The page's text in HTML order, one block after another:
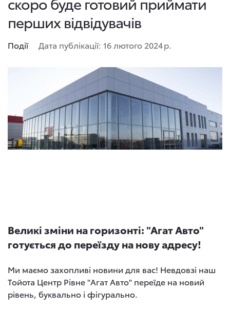
перших відвідувачів
Події Дата публікації: 16 лютого 2024 р.
Великі зміни на горизонті: "Агат Авто"
готується до переїзду на нову адресу!
Ми маємо захопливі новини для вас! Невдовзі наш
Тойота Центр Рівне "Агат Авто" переїде на новий
рівень, буквально і фігурально.